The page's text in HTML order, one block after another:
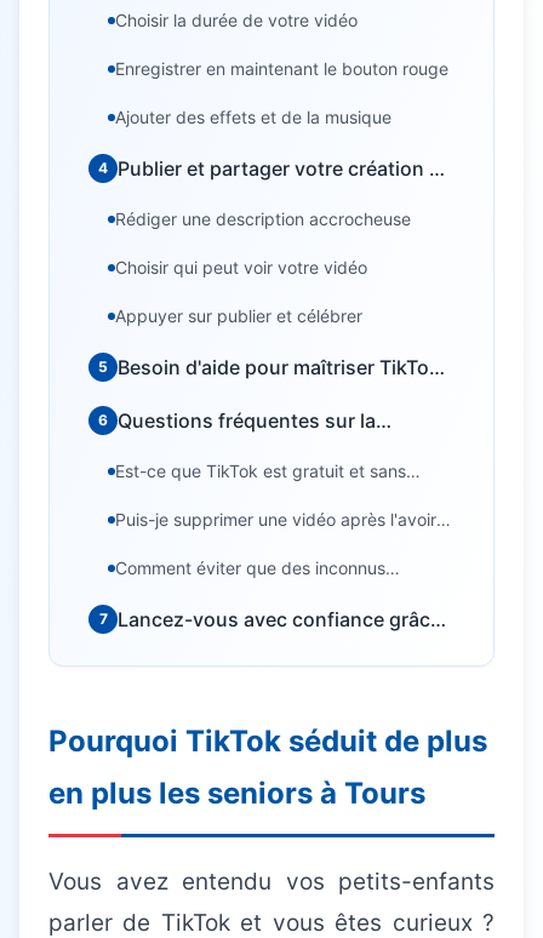
Besoin d'aide informatique ?
d'impôt
Choisir la durée de votre vidéo
Enregistrer en maintenant le bouton rouge
Ajouter des effets et de la musique
4 Publier et partager votre création en
Rédiger une description accrocheuse
Choisir qui peut voir votre vidéo
Appuyer sur publier et célébrer
5
Besoin d'aide pour maîtriser TikTok
6 Questions fréquentes sur la
Est-ce que TikTok est gratuit et sans
Puis-je supprimer une vidéo après l'avoir
Comment éviter que des inconnus
7
Lancez-vous avec confiance grâce
Pourquoi TikTok séduit de plus
en plus les seniors à Tours
Vous avez entendu vos petits-enfants
parler de TikTok et vous êtes curieux ?